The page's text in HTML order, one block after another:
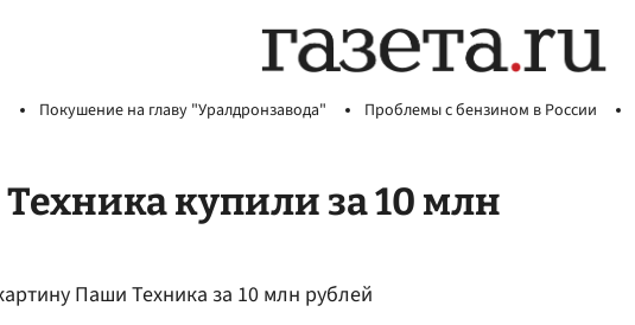
Покушение на главу "Уралдронзавода" Проблемы с бензином в России
купили за 10 млн
Паши Техника за 10 млн рублей